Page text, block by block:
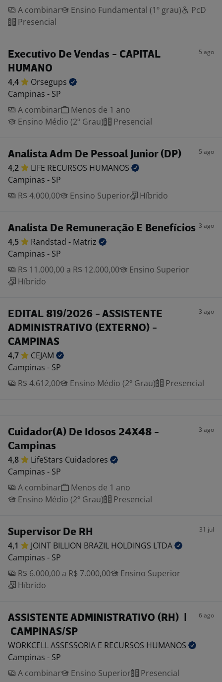
A combinar
Ensino Fundamental (1º grau)
PcD
Presencial
Executivo De Vendas - CAPITAL
HUMANO
5 ago
4,4
Orsegups
Campinas - SP
A combinar
Menos de 1 ano
Ensino Médio (2º Grau)
Presencial
Analista Adm De Pessoal Junior (DP) 5 ago
4,2 LIFE RECURSOS HUMANOS
Campinas - SP
R$ 4.000,00
Ensino Superior Híbrido
Analista De Remuneração E Benefícios 3 ago
4,5 Randstad - Matriz
Campinas - SP
R$ 11.000,00 a R$ 12.000,00
Ensino Superior
Híbrido
EDITAL 819/2026 - ASSISTENTE
ADMINISTRATIVO (EXTERNO) -
CAMPINAS
3 ago
4,7
CEJAM
Campinas - SP
R$ 4.612,00
Ensino Médio (2º Grau) Presencial
Cuidador(A) De Idosos 24X48 -
Campinas
3 ago
4,8 LifeStars Cuidadores
Campinas - SP
A combinar
Menos de 1 ano
Ensino Médio (2º Grau)
Presencial
Supervisor De RH 31 jul
4,1 JOINT BILLION BRAZIL HOLDINGS LTDA
Campinas - SP
R$ 6.000,00 a R$ 7.000,00
Ensino Superior
Híbrido
ASSISTENTE ADMINISTRATIVO (RH) |
CAMPINAS/SP
6 ago
WORKCELL ASSESSORIA E RECURSOS HUMANOS
Campinas - SP
A combinar
Ensino Superior Presencial